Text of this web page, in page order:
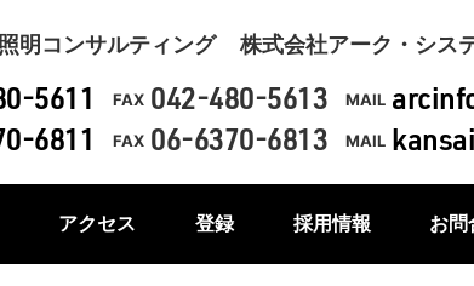
明コンサルティング 株式会社アーク・シス
5611 FAX 042-480-5613 MAIL
6811 FAX 06-6370-6813 MAIL
アクセス 登録 採用情報 お問